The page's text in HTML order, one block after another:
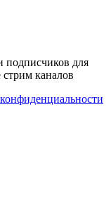
подписчиков для
каналов